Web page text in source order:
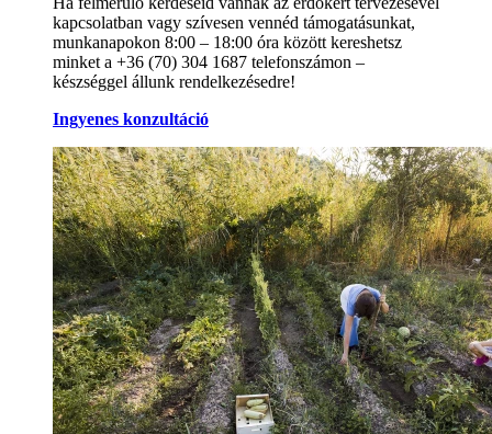
kapcsolatban vagy szívesen vennéd támogatásunkat,
munkanapokon 8:00 – 18:00 óra között kereshetsz
minket a +36 (70) 304 1687 telefonszámon –
készséggel állunk rendelkezésedre!
Ingyenes konzultáció